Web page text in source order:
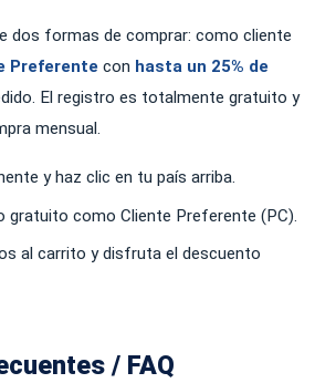
dos formas de comprar: como cliente
Preferente con hasta un 25% de
El registro es totalmente gratuito y
mensual.
y haz clic en tu país arriba.
gratuito como Cliente Preferente (PC).
al carrito y disfruta el descuento
/ FAQ